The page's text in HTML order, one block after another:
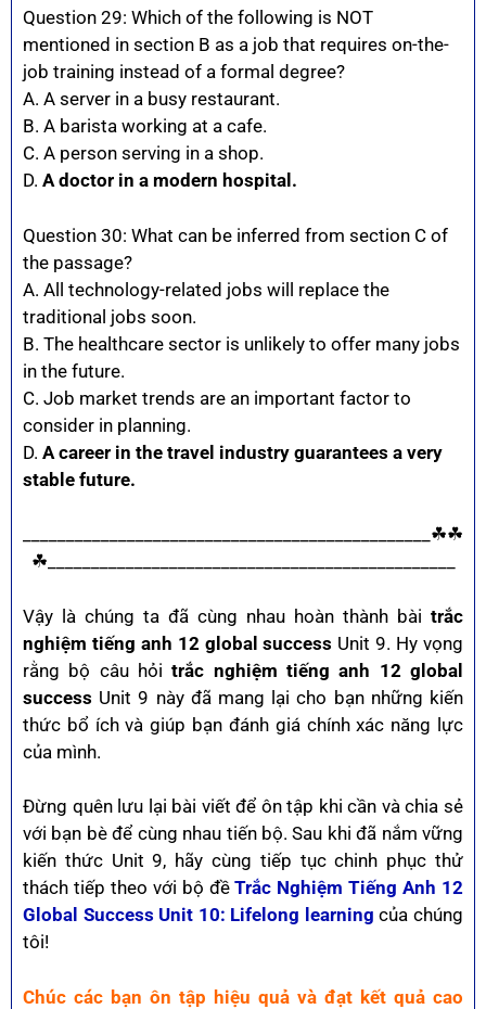
Question 29: Which of the following is NOT
mentioned in section B as a job that requires on-the-
job training instead of a formal degree?
A. A server in a busy restaurant.
B. A barista working at a cafe.
C. A person serving in a shop.
D. A doctor in a modern hospital.
Question 30: What can be inferred from section C of
the passage?
A. All technology-related jobs will replace the
traditional jobs soon.
B. The healthcare sector is unlikely to offer many jobs
in the future.
C. Job market trends are an important factor to
consider in planning.
D. A career in the travel industry guarantees a very
stable future.
_______________________________________________☘☘
☘_______________________________________________
Vậy là chúng ta đã cùng nhau hoàn thành bài trắc
nghiệm tiếng anh 12 global success Unit 9. Hy vọng
rằng bộ câu hỏitrắc nghiệm tiếng anh 12 global
success Unit 9 này đã mang lại cho bạn những kiến
thức bổ ích và giúp bạn đánh giá chính xác năng lực
của mình.
Đừng quên lưu lại bài viết để ôn tập khi cần và chia sẻ
với bạn bè để cùng nhau tiến bộ. Sau khi đã nắm vững
kiến thức Unit 9, hãy cùng tiếp tục chinh phục thử
thách tiếp theo với bộ đềTrắc Nghiệm Tiếng Anh 12
Global Success Unit 10: Lifelong learning của chúng
tôi!
Chúc các bạn ôn tập hiệu quả và đạt kết quả cao